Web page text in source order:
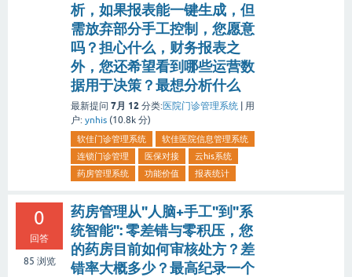
析，如果报表能一键生成，但
需放弃部分手工控制，您愿意
吗？担心什么，财务报表之
外，您还希望看到哪些运营数
据用于决策？最想分析什么
最新提问 7月 12 分类:医院门诊管理系统
用
户: ynhis (10.8k 分)
软佳门诊管理系统
软佳医院信息管理系统
连锁门诊管理
医保对接
云his系统
药房管理系统
功能价值 报表统计
0
回答
85 浏览
药房管理从"人脑+手工"到"系
统智能": 零差错与零积压，您
的药房目前如何审核处方？差
错率大概多少？最高纪录一个